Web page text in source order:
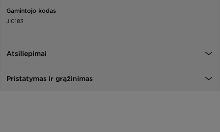
Gamintojo kodas
JI0183
Atsiliepimai
Pristatymas ir grąžinimas